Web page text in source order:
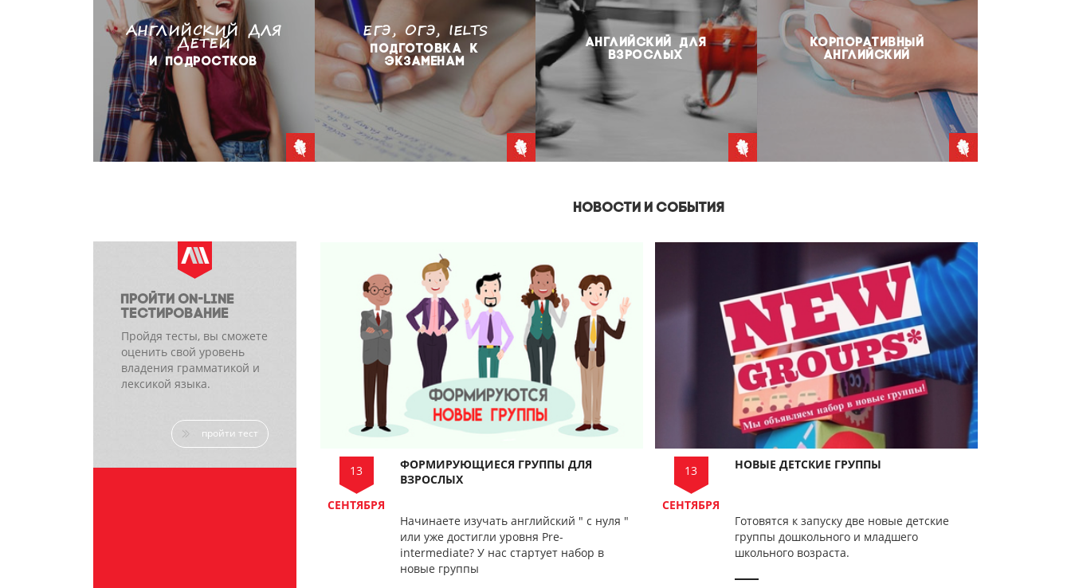
АНГЛИЙСКИЙ ДЛЯ
ДЕТЕЙ
И ПОДРОСТКОВ
ЕГЭ, ОГЭ, IELTS
ПОДГОТОВКА К
ЭКЗАМЕНАМ
АНГЛИЙСКИЙ ДЛЯ
ВЗРОСЛЫХ
КОРПОРАТИВНЫЙ
АНГЛИЙСКИЙ
ПРОЙТИ ON-LINE
ТЕСТИРОВАНИЕ
Пройдя тесты, вы сможете
оценить свой уровень
владения грамматикой и
лексикой языка.
пройти тест
НОВОСТИ И СОБЫТИЯ
13
СЕНТЯБРЯ
ФОРМИРУЮЩИЕСЯ ГРУППЫ ДЛЯ
ВЗРОСЛЫХ
Начинаете изучать английский " с нуля "
или уже достигли уровня Pre-
intermediate? У нас стартует набор в
новые группы
13
СЕНТЯБРЯ
НОВЫЕ ДЕТСКИЕ ГРУППЫ
Готовятся к запуску две новые детские
группы дошкольного и младшего
школьного возраста.